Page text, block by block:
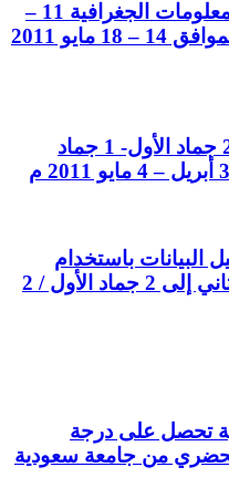
تطبيقات متقدمة لنظم المعلومات الجغرافية 11 –
15 جماد الثاني 1432 ه، الموافق 14 – 18 مايو 2011
■ ■ تصميم ثلاثي الابعاد 26 جماد الأول- 1 جماد
البيانات باستخدام
حزمة SPSS ه، 28 ربيع الثاني إلى 2 جماد الأول / 2
تحصل على درجة
من جامعة سعودية